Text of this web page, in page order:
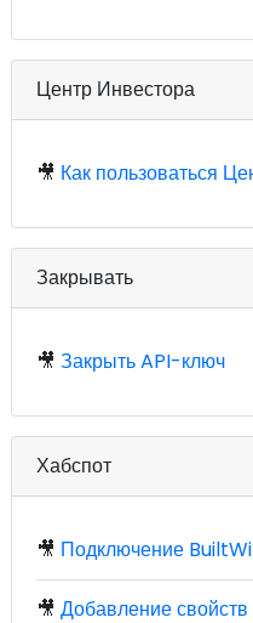
Центр Инвестора
🎥 Как пользоваться
Закрывать
🎥 Закрыть API-ключ
Хабспот
🎥 Подключение
🎥 Добавление